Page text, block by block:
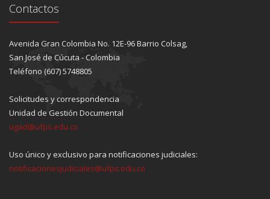
Contactos
Avenida Gran Colombia No. 12E-96 Barrio Colsag,
San José de Cúcuta - Colombia
Teléfono (607) 5748805
Solicitudes y correspondencia
Unidad de Gestión Documental
ugad@ufps.edu.co
Uso único y exclusivo para notificaciones judiciales:
notificacionesjudiciales@ufps.edu.co